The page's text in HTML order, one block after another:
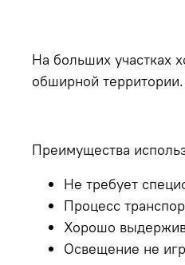
На больших участках
обширной
Преимущества
Не требует
Процесс
Хорошо
Освещение не